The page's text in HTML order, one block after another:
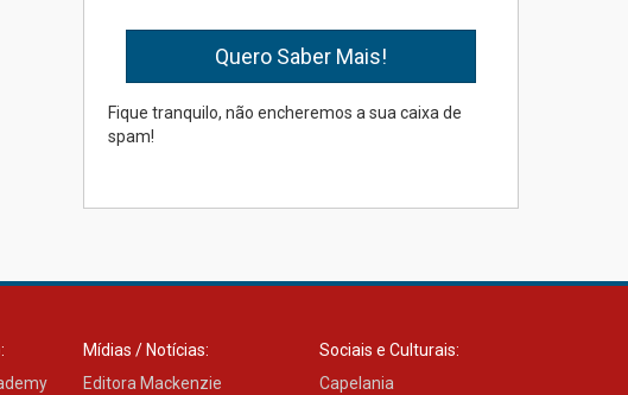
Brasília prepara seus
estudantes para o PAS antes
mesmo do Ensino Médio
Fique tranquilo, não encheremos a sua caixa de
spam!
Mídias / Notícias:
Editora Mackenzie
Sociais e Culturais:
Capelania